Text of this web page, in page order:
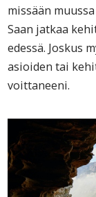
missään
Saan jatkaa
edessä. Joskus
asioiden tai
voittaneeni.